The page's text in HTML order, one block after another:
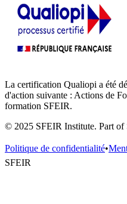
La certification Qualiopi a été
d'action suivante : Actions de
formation SFEIR.
© 2025 SFEIR Institute. Part of
Politique de confidentialité•
SFEIR